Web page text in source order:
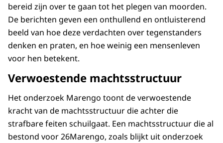
bereid zijn over te gaan tot het plegen van moorden.
De berichten geven een onthullend en ontluisterend
beeld van hoe deze verdachten over tegenstanders
denken en praten, en hoe weinig een mensenleven
voor hen betekent.
Verwoestende machtsstructuur
Het onderzoek Marengo toont de verwoestende
kracht van de machtsstructuur die achter die
strafbare feiten schuilgaat. Een machtsstructuur die al
bestond voor 26Marengo, zoals blijkt uit onderzoek